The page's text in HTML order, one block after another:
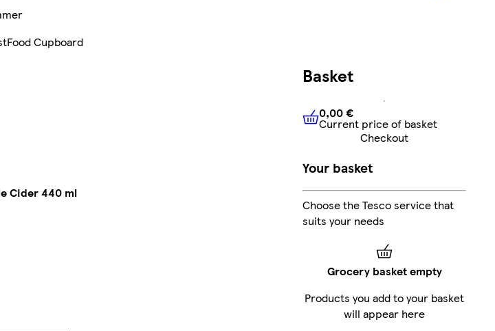
Food Cupboard
Cider 440 ml
Basket
0,00 €Current price of
0,00 €
Current price of basket
Checkout
Your basket
Choose the Tesco service that
suits your needs
Grocery basket empty
Products you add to your basket
will appear here